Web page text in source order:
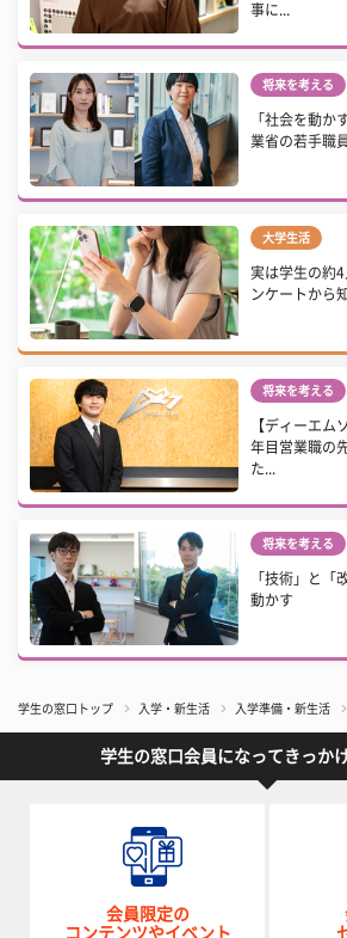
事に...
将来を考える
「社会を動か
業省の若手職
大学生活
実は学生の約
ンケートから
将来を考える
【ディーエム
年目営業職の
た...
将来を考える
「技術」と「
動かす
学生の窓口トップ 入学・新生活 入学準備・新生活
学生の窓口会員になってきっか
会員限定の
コンテンツやイベント